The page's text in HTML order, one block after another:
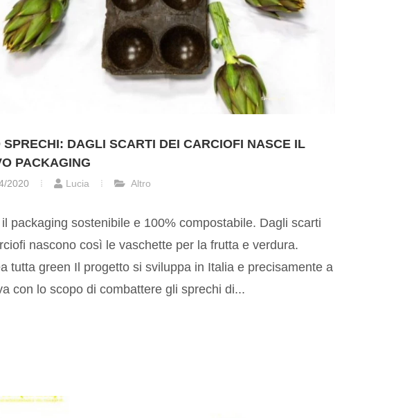
SPRECHI: DAGLI SCARTI DEI CARCIOFI NASCE IL
PACKAGING
2020 Lucia Altro
packaging sostenibile e 100% compostabile. Dagli scarti
nascono così le vaschette per la frutta e verdura.
tutta green Il progetto si sviluppa in Italia e precisamente a
con lo scopo di combattere gli sprechi di...